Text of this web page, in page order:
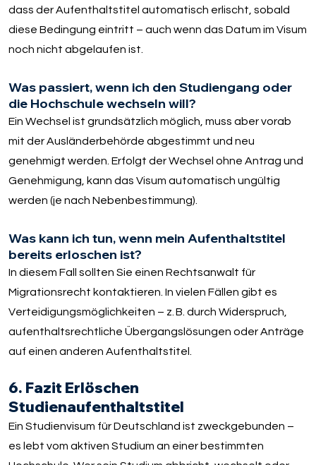
dass der Aufenthaltstitel automatisch erlischt, sobald
diese Bedingung eintritt – auch wenn das Datum im Visum
noch nicht abgelaufen ist.
Was passiert, wenn ich den Studiengang oder
die Hochschule wechseln will?
Ein Wechsel ist grundsätzlich möglich, muss aber vorab
mit der Ausländerbehörde abgestimmt und neu
genehmigt werden. Erfolgt der Wechsel ohne Antrag und
Genehmigung, kann das Visum automatisch ungültig
werden (je nach Nebenbestimmung).
Was kann ich tun, wenn mein Aufenthaltstitel
bereits erloschen ist?
In diesem Fall sollten Sie einen Rechtsanwalt für
Migrationsrecht kontaktieren. In vielen Fällen gibt es
Verteidigungsmöglichkeiten – z. B. durch Widerspruch,
aufenthaltsrechtliche Übergangslösungen oder Anträge
auf einen anderen Aufenthaltstitel.
6. Fazit Erlöschen
Studienaufenthaltstitel
Ein Studienvisum für Deutschland ist zweckgebunden –
es lebt vom aktiven Studium an einer bestimmten